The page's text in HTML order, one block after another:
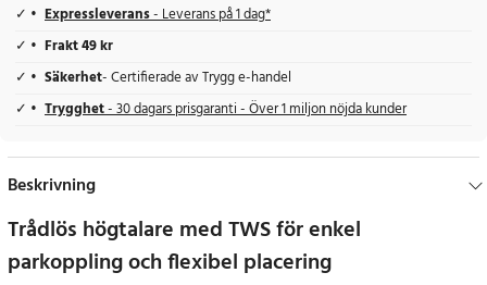
Expressleverans- Leverans på 1 dag*
Frakt 49 kr
Säkerhet- Certifierade av Trygg e-handel
Trygghet- 30 dagars prisgaranti - Över 1 miljon nöjda kunder
Beskrivning
Trådlös högtalare med TWS för enkel
parkoppling och flexibel placering